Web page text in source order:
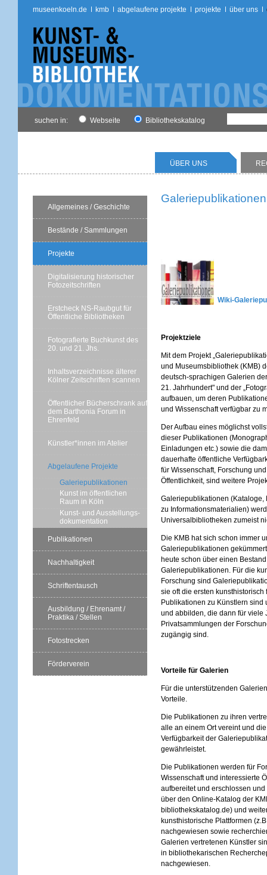
museenkoeln.de kmb abgelaufene projekte projekte über uns
suchen in: Webseite Bibliothekskatalog
ÜBER UNS
Allgemeines / Geschichte
Bestände / Sammlungen
Projekte
Digitalisierung historischer
Fotozeitschriften
Erstcheck NS-Raubgut für
Öffentliche Bibliotheken
Fotografierte Buchkunst des
20. und 21. Jhs.
Inhaltsverzeichnisse älterer
Kölner Zeitschriften scannen
Öffentlicher Bücherschrank auf
dem Barthonia Forum in
Ehrenfeld
Künstler*innen im Atelier
Abgelaufene Projekte
Galeriepublikationen
Kunst im öffentlichen
Raum in Köln
Kunst- und Ausstellungs-
dokumentation
Publikationen
Nachhaltigkeit
Schriftentausch
Ausbildung / Ehrenamt /
Praktika / Stellen
Fotostrecken
Förderverein
Galeriepublikationen
Wiki-
Projektziele
Mit dem Projekt
und Museumsbibliothek (KMB)
deutsch-sprachigen Galerien
21. Jahrhundert" und der
aufbauen, um deren
und Wissenschaft verfügbar zu
Der Aufbau eines möglichst
dieser Publikationen
Einladungen etc.) sowie die
dauerhafte öffentliche
für Wissenschaft, Forschung
Öffentlichkeit, sind weitere
Galeriepublikationen (Kataloge,
zu Informationsmaterialien)
Universalbibliotheken zumeist
Die KMB hat sich schon immer
Galeriepublikationen
heute schon über einen
Galeriepublikationen. Für die
Forschung sind
sie oft die ersten kunsthistorisch
Publikationen zu Künstlern sind
und abbilden, die dann für viele
Privatsammlungen der
zugängig sind.
Vorteile für Galerien
Für die unterstützenden
Vorteile.
Die Publikationen zu ihren
alle an einem Ort vereint und
Verfügbarkeit der
gewährleistet.
Die Publikationen werden für
Wissenschaft und interessierte
aufbereitet und erschlossen
über den Online-Katalog der
bibliothekskatalog.de) und
kunsthistorische Plattformen
nachgewiesen sowie
Galerien vertretenen Künstler
in bibliothekarischen
nachgewiesen.